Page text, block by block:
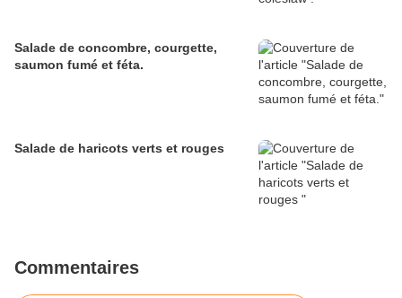
Salade de concombre, courgette,
saumon fumé et féta.
Salade de haricots verts et rouges
Commentaires